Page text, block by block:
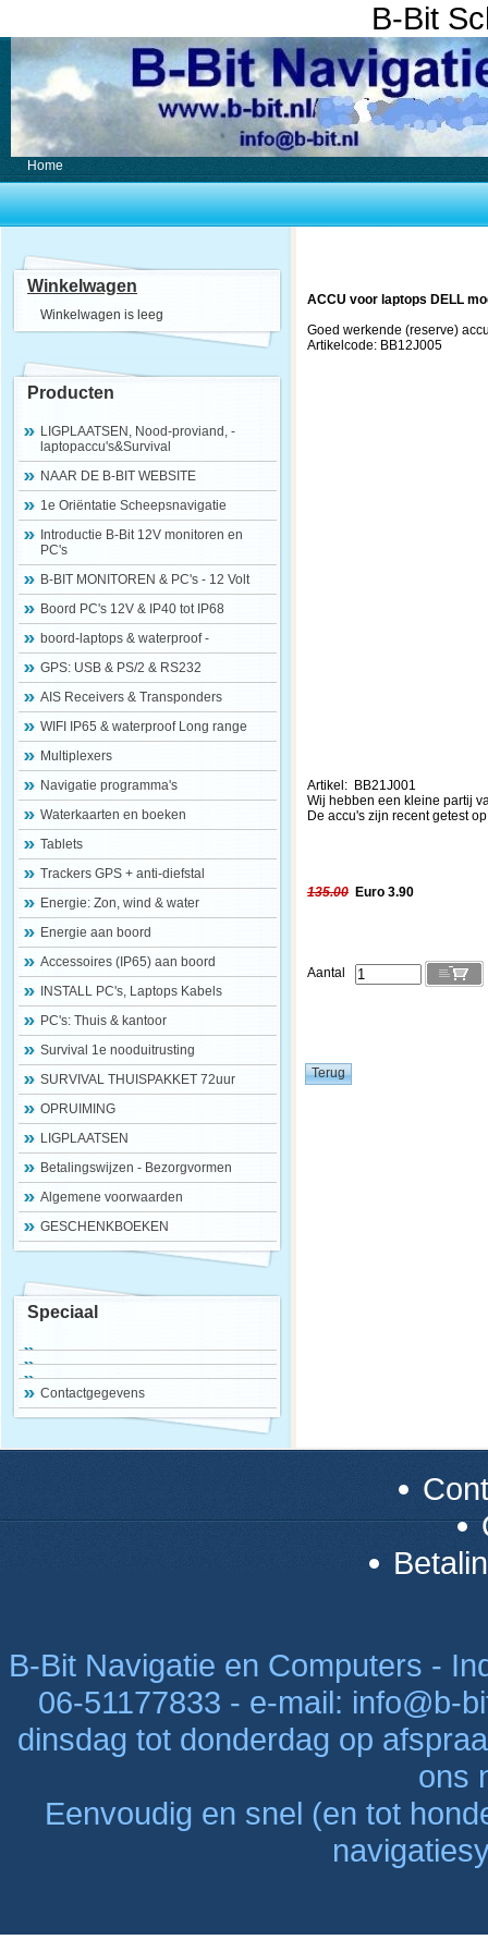
B-Bit
Home
Winkelwagen
Winkelwagen is leeg
Producten
LIGPLAATSEN, Nood-proviand, -
laptopaccu's&Survival
NAAR DE B-BIT WEBSITE
1e Oriëntatie Scheepsnavigatie
Introductie B-Bit 12V monitoren en
PC's
B-BIT MONITOREN & PC's - 12 Volt
Boord PC's 12V & IP40 tot IP68
boord-laptops & waterproof -
GPS: USB & PS/2 & RS232
AIS Receivers & Transponders
WIFI IP65 & waterproof Long range
Multiplexers
Navigatie programma's
Waterkaarten en boeken
Tablets
Trackers GPS + anti-diefstal
Energie: Zon, wind & water
Energie aan boord
Accessoires (IP65) aan boord
INSTALL PC's, Laptops Kabels
PC's: Thuis & kantoor
Survival 1e nooduitrusting
SURVIVAL THUISPAKKET 72uur
OPRUIMING
LIGPLAATSEN
Betalingswijzen - Bezorgvormen
Algemene voorwaarden
GESCHENKBOEKEN
Speciaal
Contactgegevens
ACCU voor laptops DELL
Goed werkende (reserve)
Artikelcode: BB12J005
Artikel: BB21J001
Wij hebben een kleine partij
De accu's zijn recent getest
135.00 Euro 3.90
Aantal
B-Bit Navigatie en Computers -
06-51177833 - e-mail: info@b-
dinsdag tot donderdag op
ons
Eenvoudig en snel (en tot